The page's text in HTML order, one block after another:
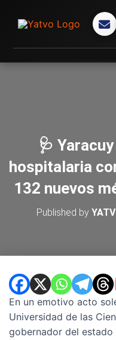
🩺
hospitalaria
132 nuevos
Published by
En un emotivo acto
Universidad de las
gobernador del estado